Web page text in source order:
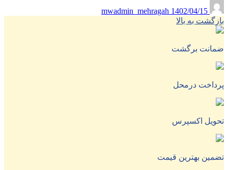
1402/04/15
بازگشت به بالا
ضمانت برگشت
پرداخت درمحل
تحویل اکسپرس
تضمین بهترین قیمت